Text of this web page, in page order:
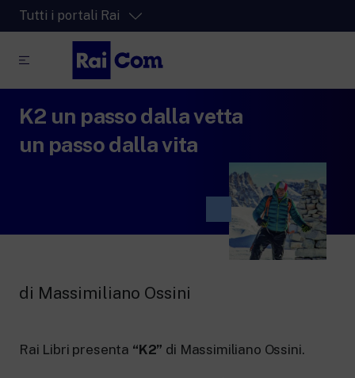
Tutti i portali Rai
La piattaforma di streaming video per tutti.
RaiPlay
La piattaforma digitale dei canali Radio
Lo spazio sicuro ricco di cartoni animati
New 24 ore su 24: attualità, ultime notizie
K2 un passo dalla vetta
un passo dalla vita
di Massimiliano Ossini
Rai Libri presenta “K2” di Massimiliano Ossini.